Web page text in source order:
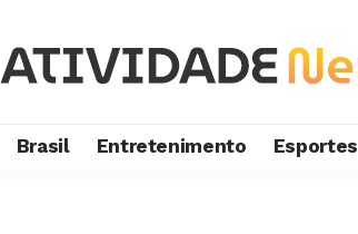
Brasil Entretenimento Esportes